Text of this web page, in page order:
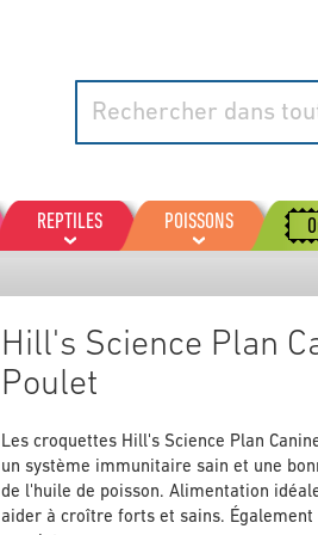
REPTILES POISSONS
Hill's Science Plan
Poulet
Les croquettes Hill's Science Plan
un système immunitaire sain et une
de l'huile de poisson. Alimentation
aider à croître forts et sains.